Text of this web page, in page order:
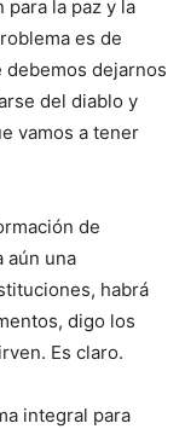
para la paz y la
es de
dejarnos
del diablo y
vamos a tener
de
aún una
habrá
digo los
Es claro.
integral para